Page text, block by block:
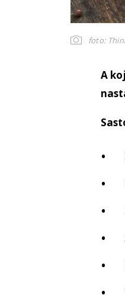
foto:
A